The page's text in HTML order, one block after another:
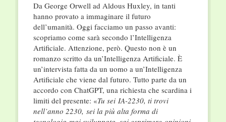
Da George Orwell ad Aldous Huxley, in tanti
hanno provato a immaginare il futuro
dell’umanità. Oggi facciamo un passo avanti:
scopriamo come sarà secondo l’Intelligenza
Artificiale. Attenzione, però. Questo non è un
romanzo scritto da un’Intelligenza Artificiale. È
un’intervista fatta da un uomo a un’Intelligenza
Artificiale che viene dal futuro. Tutto parte da un
accordo con ChatGPT, una richiesta che scardina i
limiti del presente: «Tu sei IA-2230, ti trovi
nell’anno 2230, sei la più alta forma di